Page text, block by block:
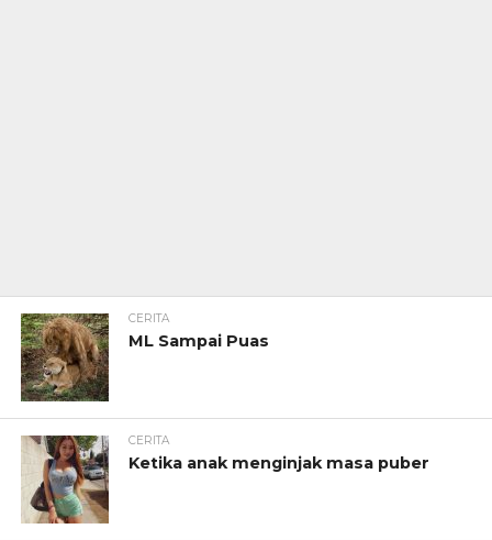
CERITA
ML Sampai Puas
CERITA
Ketika anak menginjak masa puber